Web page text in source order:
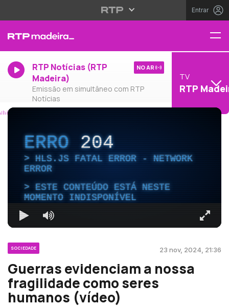
Entrar
RTP Notícias (RTP
Madeira)
Emissão em simultâneo com RTP
Notícias
NO AR
TV
RTP
ERRO204
HLS.JS FATAL ERROR - NETWORK
ERROR
ESTE CONTEÚDO ESTÁ NESTE
MOMENTO INDISPONÍVEL
SOCIEDADE 23 nov, 2024, 21:36
Guerras evidenciam a nossa
fragilidade como seres
humanos (vídeo)